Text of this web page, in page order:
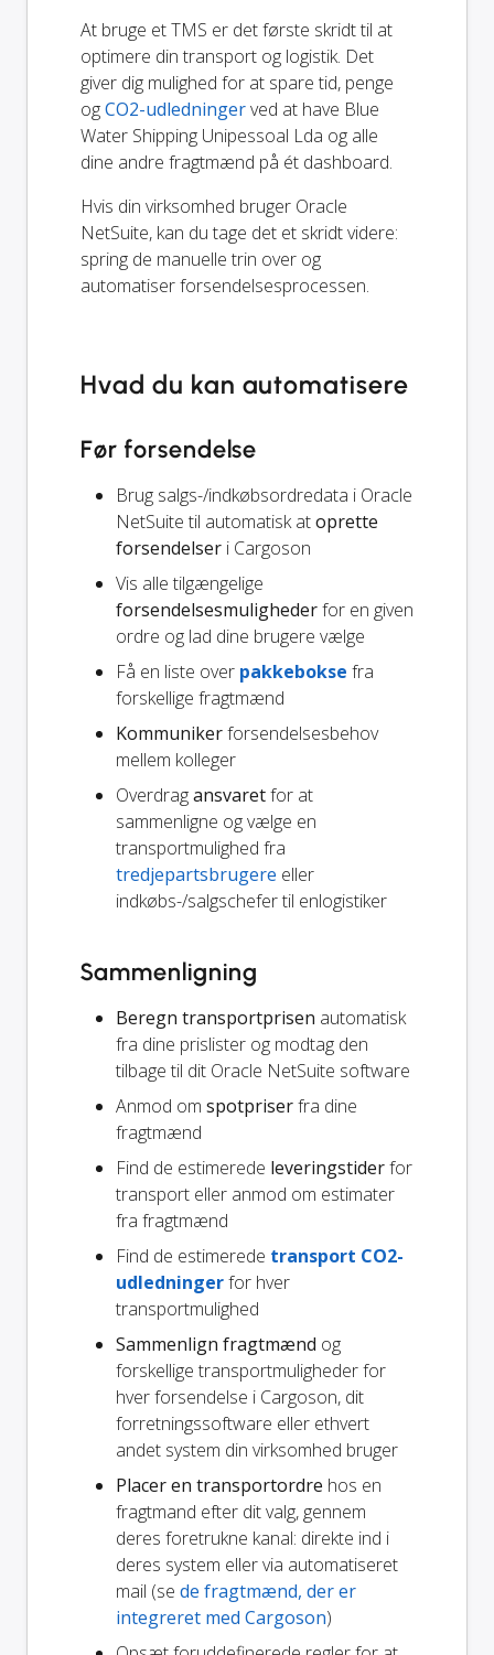
At bruge et TMS er det første skridt til at
optimere din transport og logistik. Det
giver dig mulighed for at spare tid, penge
ogCO2-udledningerved at have Blue
Water Shipping Unipessoal Lda og alle
dine andre fragtmænd på ét dashboard.
Hvis din virksomhed bruger Oracle
NetSuite, kan du tage det et skridt videre:
spring de manuelle trin over og
automatiser forsendelsesprocessen.
Hvad du kan automatisere
Før forsendelse
Brug salgs-/indkøbsordredata i Oracle
NetSuite til automatisk atoprette
forsendelser i Cargoson
Vis alle tilgængelige
forsendelsesmulighederfor en given
ordre og lad dine brugere vælge
Få en liste over pakkebokse fra
forskellige fragtmænd
Kommunikerforsendelsesbehov
mellem kolleger
Overdragansvaretfor at
sammenligne og vælge en
transportmulighed fra
tredjepartsbrugere eller
indkøbs-/salgschefer til enlogistiker
Sammenligning
Beregn transportprisen automatisk
fra dine prislister og modtag den
tilbage til dit Oracle NetSuite software
Anmod om spotpriserfra dine
fragtmænd
Find de estimerede leveringstiderfor
transport eller anmod om estimater
fra fragtmænd
Find de estimerede transport CO2-
udledningerfor hver
transportmulighed
Sammenlign fragtmænd og
forskellige transportmuligheder for
hver forsendelse i Cargoson, dit
forretningssoftware eller ethvert
andet system din virksomhed bruger
Placer en transportordre hos en
fragtmand efter dit valg, gennem
deres foretrukne kanal: direkte ind i
deres system eller via automatiseret
mail (se de fragtmænd, der er
integreret med Cargoson)